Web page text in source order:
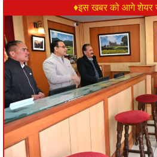
♦इस खबर को आगे शेयर